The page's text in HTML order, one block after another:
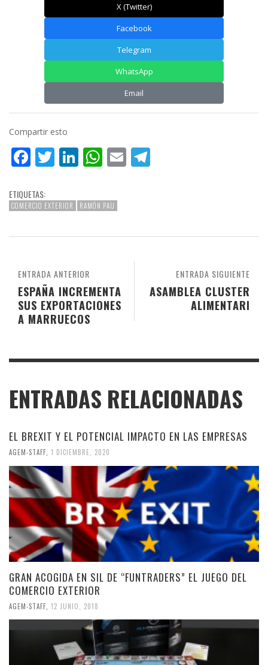
X (Twitter)
Facebook
Telegram
WhatsApp
Email
Compartir esto
Facebook
Twitter
LinkedIn
WhatsApp
Email
ETIQUETAS:
COMERCIO EXTERIOR RAMÓN PAU
ENTRADA SIGUIENTE
ASAMBLEA CLUSTER
ALIMENTARI
ENTRADA ANTERIOR
ESPAÑA INCREMENTA
SUS EXPORTACIONES
A MARRUECOS
ENTRADAS RELACIONADAS
EL BREXIT Y EL POTENCIAL IMPACTO EN LAS EMPRESAS
AGEM-STAFF 1 DICIEMBRE, 2020
GRAN ACOGIDA EN SIL DE “FUNTRADERS” EL JUEGO DEL
COMERCIO EXTERIOR
AGEM-STAFF 12 JUNIO, 2018